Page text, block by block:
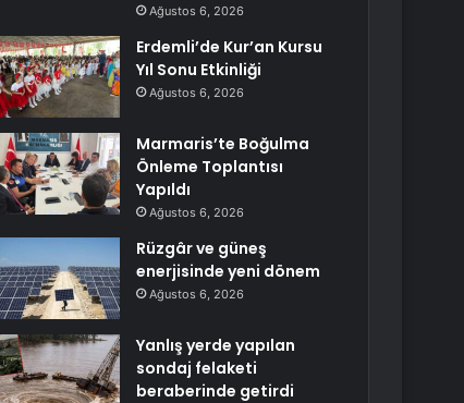
Ağustos 6, 2026
Erdemli’de Kur’an Kursu
Yıl Sonu Etkinliği
Ağustos 6, 2026
Marmaris’te Boğulma
Önleme Toplantısı
Yapıldı
Ağustos 6, 2026
Rüzgâr ve güneş
enerjisinde yeni dönem
Ağustos 6, 2026
Yanlış yerde yapılan
sondaj felaketi
beraberinde getirdi